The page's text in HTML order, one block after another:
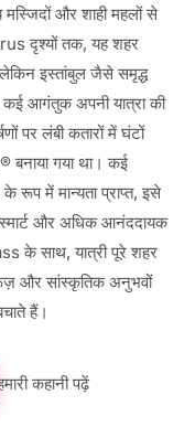
और शाही महलों से
दृश्यों तक, यह शहर
इस्तांबुल जैसे समृद्ध
आगंतुक अपनी यात्रा की
पर लंबी कतारों में घंटों
® बनाया गया था। कई
रूप में मान्यता प्राप्त, इसे
और अधिक आनंददायक
के साथ, यात्री पूरे शहर
और सांस्कृतिक अनुभवों
हैं।
कहानी पढ़ें